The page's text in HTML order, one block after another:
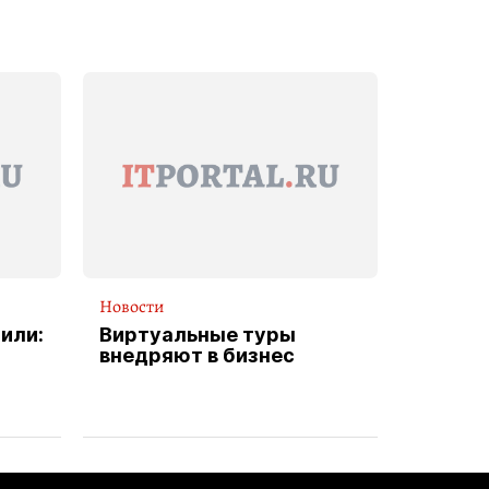
Новости
Виртуальные туры
внедряют в бизнес